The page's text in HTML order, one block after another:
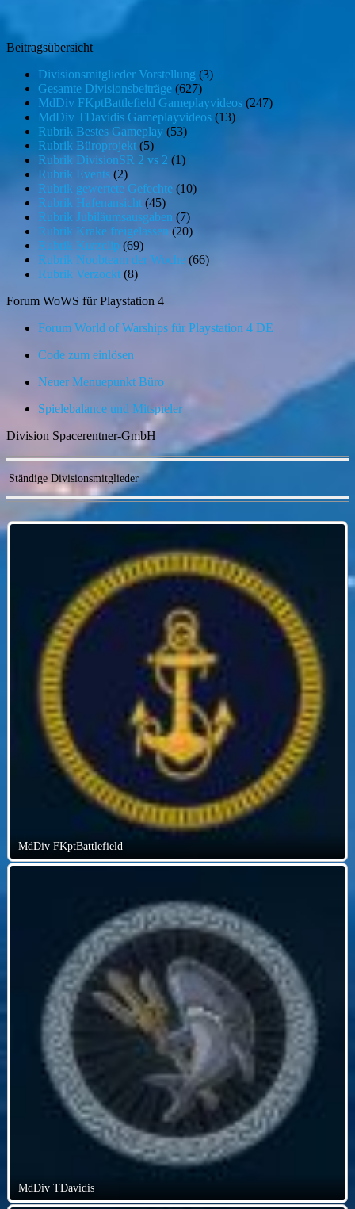
Beitragsübersicht
Divisionsmitglieder Vorstellung (3)
Gesamte Divisionsbeiträge (627)
MdDiv FKptBattlefield Gameplayvideos (247)
MdDiv TDavidis Gameplayvideos (13)
Rubrik Bestes Gameplay (53)
Rubrik Büroprojekt (5)
Rubrik DivisionSR 2 vs 2 (1)
Rubrik Events (2)
Rubrik gewertete Gefechte (10)
Rubrik Hafenansicht (45)
Rubrik Jubiläumsausgaben (7)
Rubrik Krake freigelassen (20)
Rubrik Kurzclip (69)
Rubrik Noobteam der Woche (66)
Rubrik Verzockt (8)
Forum WoWS für Playstation 4
Forum World of Warships für Playstation 4 DE
Code zum einlösen
Neuer Menuepunkt Büro
Spielebalance und Mitspieler
Division Spacerentner-GmbH
Ständige Divisionsmitglieder
MdDiv FKptBattlefield
MdDiv TDavidis